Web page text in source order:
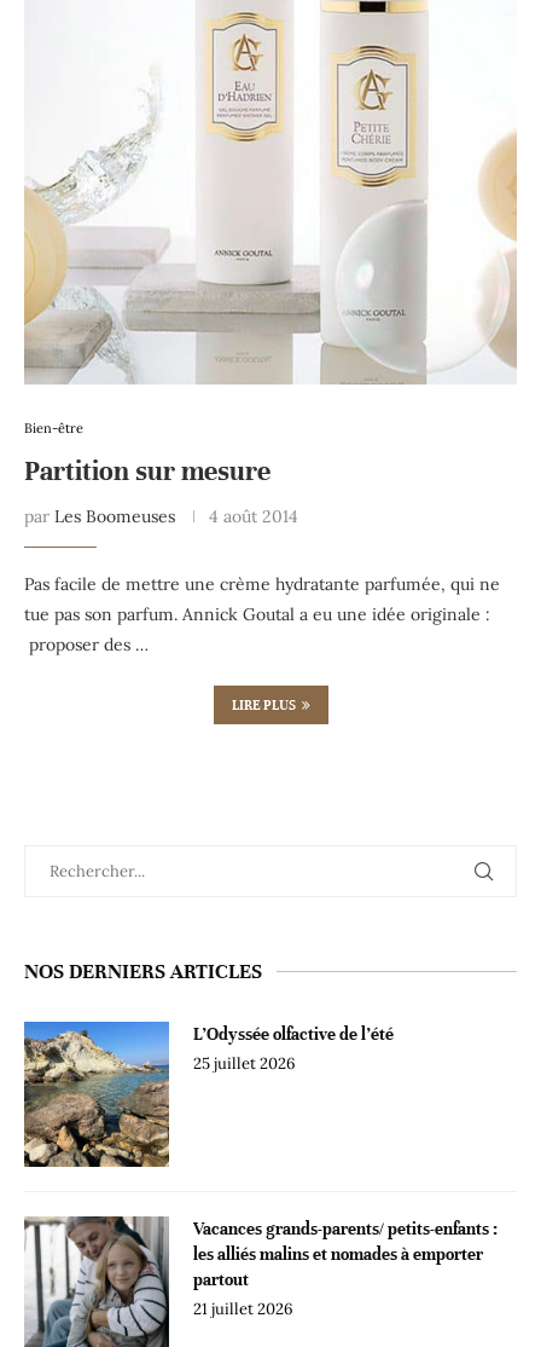
Bien-être
Partition sur mesure
par Les Boomeuses 4 août 2014
Pas facile de mettre une crème hydratante parfumée, qui ne
tue pas son parfum. Annick Goutal a eu une idée originale :
proposer des …
LIRE PLUS
NOS DERNIERS ARTICLES
L’Odyssée olfactive de l’été
25 juillet 2026
Vacances grands-parents/ petits-enfants :
les alliés malins et nomades à emporter
partout
21 juillet 2026